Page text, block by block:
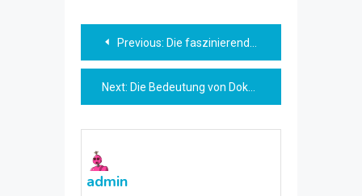
Beitragsnavigation
Previous: Die faszinierende Welt der Tierwelt: Eine Naturdokumentation
Next: Die Bedeutung von Dokumentarfilmen in der heutigen Gesellschaft
admin